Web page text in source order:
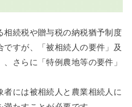
相続税や贈与税の納税猶予制度
ですが、「被相続人の要件」及
さらに「特例農地等の要件」
者には被相続人と農業相続人に